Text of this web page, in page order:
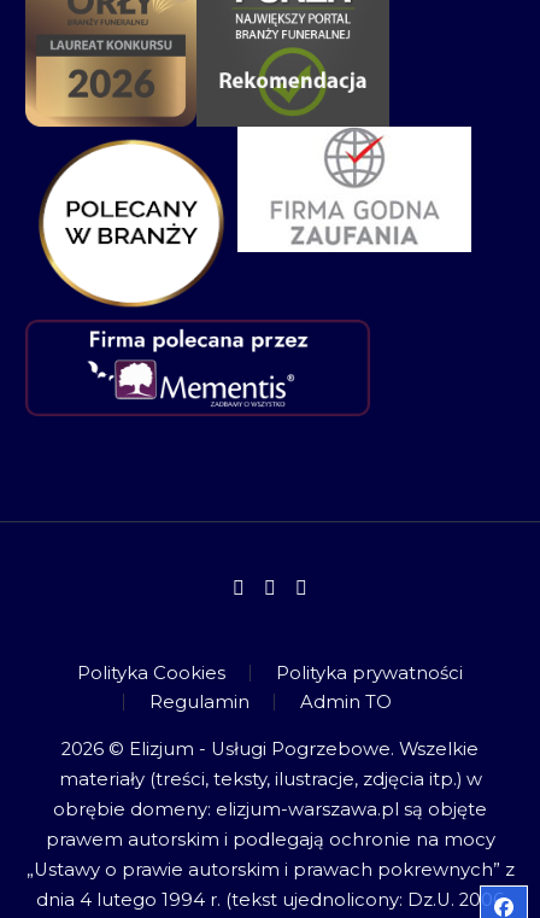
Polityka Cookies
Polityka prywatności
Regulamin
Admin TO
2026 © Elizjum - Usługi Pogrzebowe. Wszelkie
materiały (treści, teksty, ilustracje, zdjęcia itp.) w
obrębie domeny: elizjum-warszawa.pl są objęte
prawem autorskim i podlegają ochronie na mocy
„Ustawy o prawie autorskim i prawach pokrewnych” z
dnia 4 lutego 1994 r. (tekst ujednolicony: Dz.U. 2006